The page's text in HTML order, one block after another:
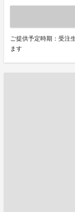
ご提供予定時期：受注
ます